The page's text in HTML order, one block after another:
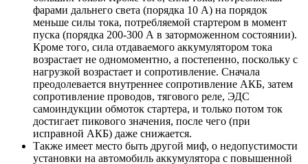
фарами дальнего света (порядка 10 А) на порядок
меньше силы тока, потребляемой стартером в момент
пуска (порядка 200-300 А в заторможенном состоянии).
Кроме того, сила отдаваемого аккумулятором тока
возрастает не одномоментно, а постепенно, поскольку с
нагрузкой возрастает и сопротивление. Сначала
преодолевается внутреннее сопротивление АКБ, затем
сопротивление проводов, тягового реле, ЭДС
самоиндукции обмоток стартера, и только потом ток
достигает пикового значения, после чего (при
исправной АКБ) даже снижается.
Также имеет место быть другой миф, о недопустимости
установки на автомобиль аккумулятора с повышенной